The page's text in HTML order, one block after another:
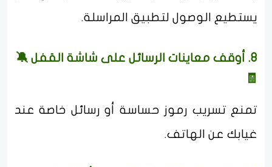
يستطيع الوصول لتطبيق المراسلة.
8. أوقف معاينات الرسائل على شاشة القفل 🔕
🧾
تمنع تسريب رموز حساسة أو رسائل خاصة عند
غيابك عن الهاتف.